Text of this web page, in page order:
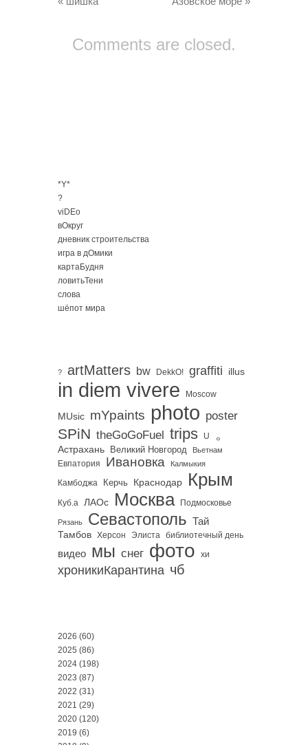
Comments are closed.
*Y*
?
viDEo
вОкруг
дневник строительства
игра в дОмики
картаБудня
ловитьТени
слова
шёпот мира
? artMatters bw DekkO! graffiti illus
in diem vivere Moscow
MUsic mYpaints photo poster
SPiN theGoGoFuel trips U 。
Астрахань Великий Новгород Вьетнам
Евпатория Ивановка Калмыкия
Камбоджа Керчь Краснодар Крым
Куб.а ЛАОс Москва Подмосковье
Рязань Севастополь Тай
Тамбов Херсон Элиста библиотечный день
видео мы снег фото хи
хроникиКарантина чб
2026 (60)
2025 (86)
2024 (198)
2023 (87)
2022 (31)
2021 (29)
2020 (120)
2019 (6)